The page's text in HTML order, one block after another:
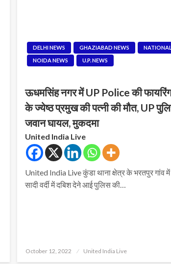
DELHI NEWS GHAZIABAD NEWS
NOIDA NEWS
U.P. NEWS
ऊधमसिंह नगर में UP Police की
के ज्येष्ठ प्रमुख की पत्नी की मौत, UP
जवान घायल, मुकदमा
United India Live
United India Live कुंडा थाना क्षेत्र के भरतपुर गांव में
सादी वर्दी में दबिश देने आई पुलिस की…
Posted
October 12, 2022 United India Live